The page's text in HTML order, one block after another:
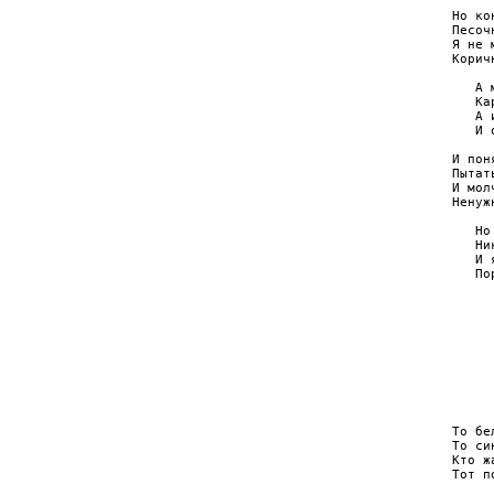
Но
Я не
А
А
И
И
И
Но
И
То
То
Кто
Тот